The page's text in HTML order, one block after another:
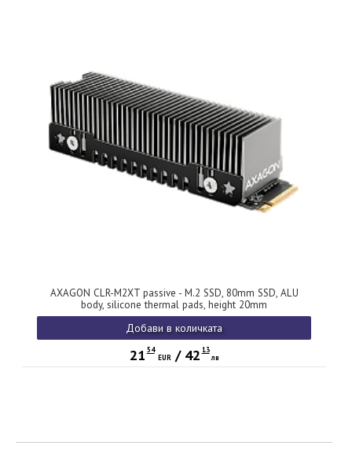
AXAGON CLR-M2XT passive - M.2 SSD, 80mm SSD, ALU
body, silicone thermal pads, height 20mm
Добави в количката
21 54
EUR/ 42 13
лв